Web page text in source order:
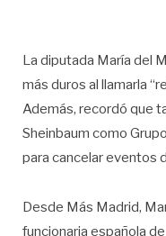
La diputada María del
más duros al llamarla
Además, recordó que
Sheinbaum como
para cancelar eventos
Desde Más Madrid,
funcionaria española